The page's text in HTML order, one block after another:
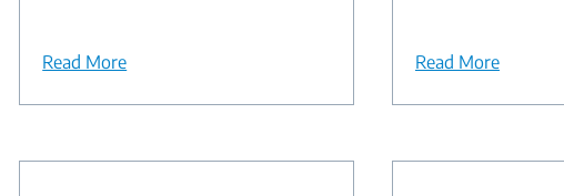
Read More Read More